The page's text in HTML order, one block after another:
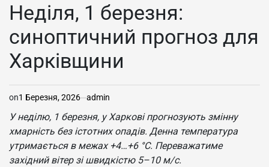
Неділя, 1 березня:
синоптичний прогноз для
Харківщини
on1 Березня, 2026 admin
У неділю, 1 березня, у Харкові прогнозують змінну
хмарність без істотних опадів. Денна температура
утримається в межах +4…+6 °C. Переважатиме
західний вітер зі швидкістю 5–10 м/с.